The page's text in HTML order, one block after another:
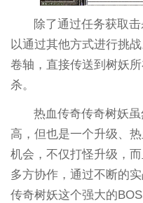
除了通过任务获取
以通过其他方式进行挑
卷轴，直接传送到树妖
杀。
热血传奇传奇树妖
高，但也是一个升级、
机会，不仅打怪升级，
多方协作，通过不断的
传奇树妖这个强大的